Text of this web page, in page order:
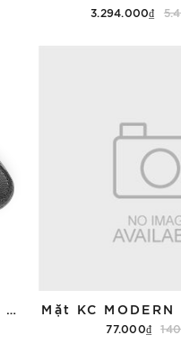
3.294.000₫
Giày Lười SINSA 9101-15 L1 TQ Mặt KC
77.000₫